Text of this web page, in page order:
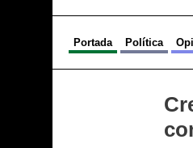
Portada Política